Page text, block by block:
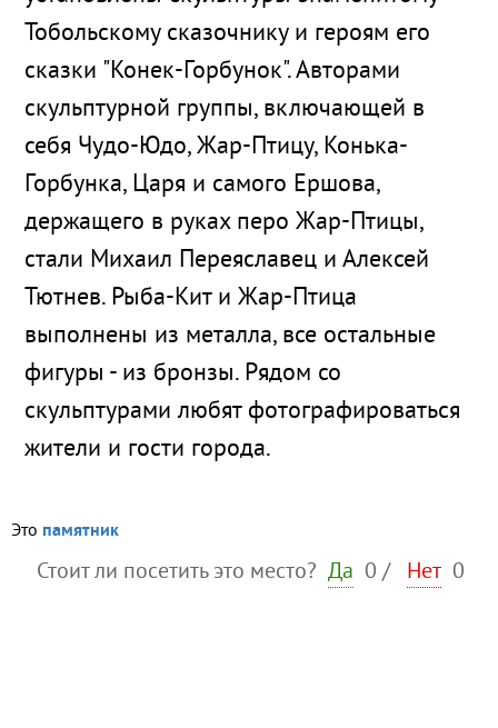
Тобольскому сказочнику и героям его
сказки "Конек-Горбунок". Авторами
скульптурной группы, включающей в
себя Чудо-Юдо, Жар-Птицу, Конька-
Горбунка, Царя и самого Ершова,
держащего в руках перо Жар-Птицы,
стали Михаил Переяславец и Алексей
Тютнев. Рыба-Кит и Жар-Птица
выполнены из металла, все остальные
фигуры - из бронзы. Рядом со
скульптурами любят фотографироваться
жители и гости города.
Это памятник
Стоит ли посетить это место? Да 0 / Нет 0